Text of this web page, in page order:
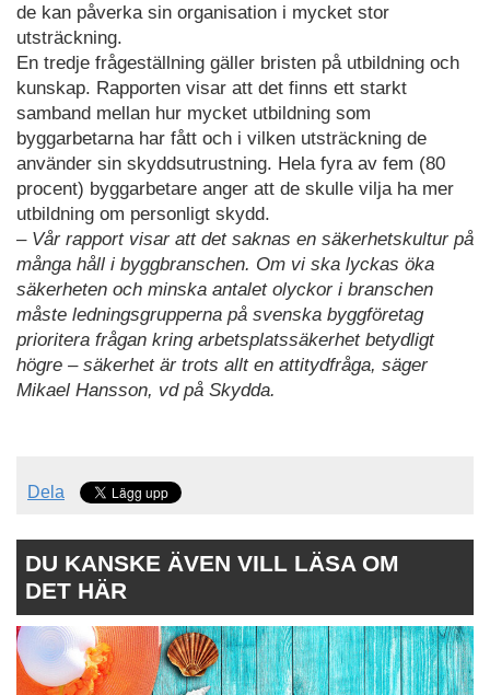
de kan påverka sin organisation i mycket stor
utsträckning.
En tredje frågeställning gäller bristen på utbildning och
kunskap. Rapporten visar att det finns ett starkt
samband mellan hur mycket utbildning som
byggarbetarna har fått och i vilken utsträckning de
använder sin skyddsutrustning. Hela fyra av fem (80
procent) byggarbetare anger att de skulle vilja ha mer
utbildning om personligt skydd.
– Vår rapport visar att det saknas en säkerhetskultur på
många håll i byggbranschen. Om vi ska lyckas öka
säkerheten och minska antalet olyckor i branschen
måste ledningsgrupperna på svenska byggföretag
prioritera frågan kring arbetsplatssäkerhet betydligt
högre – säkerhet är trots allt en attitydfråga, säger
Mikael Hansson, vd på Skydda.
Dela
DU KANSKE ÄVEN VILL LÄSA OM
DET HÄR